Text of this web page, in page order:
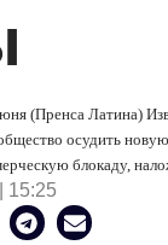
(Пренса Латина)
осудить
блокаду,
15:25